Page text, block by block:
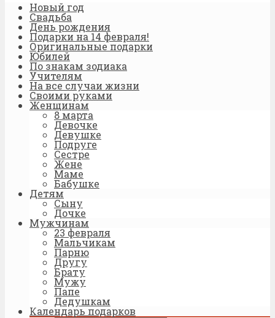
Новый год
Свадьба
День рождения
Подарки на 14 февраля!
Оригинальные подарки
Юбилей
По знакам зодиака
Учителям
На все случаи жизни
Своими руками
Женщинам
8 марта
Девочке
Девушке
Подруге
Сестре
Жене
Маме
Бабушке
Детям
Сыну
Дочке
Мужчинам
23 февраля
Мальчикам
Парню
Другу
Брату
Мужу
Папе
Дедушкам
Календарь подарков